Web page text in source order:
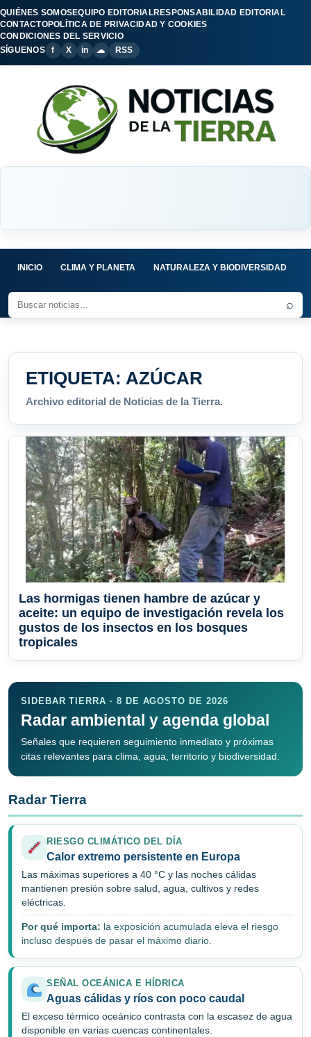
QUIÉNES SOMOSEQUIPO EDITORIALRESPONSABILIDAD EDITORIAL
CONTACTOPOLÍTICA DE PRIVACIDAD Y COOKIES
CONDICIONES DEL SERVICIO
SÍGUENOS
f X in ☁ RSS
INICIO CLIMA Y PLANETA NATURALEZA Y BIODIVERSIDAD
⌕
ETIQUETA: AZÚCAR
Archivo editorial de Noticias de la Tierra.
Las hormigas tienen hambre de azúcar y
aceite: un equipo de investigación revela los
gustos de los insectos en los bosques
tropicales
SIDEBAR TIERRA · 8 DE AGOSTO DE 2026
Radar ambiental y agenda global
Señales que requieren seguimiento inmediato y próximas
citas relevantes para clima, agua, territorio y biodiversidad.
Radar Tierra
RIESGO CLIMÁTICO DEL DÍA
Calor extremo persistente en Europa
Las máximas superiores a 40 °C y las noches cálidas
mantienen presión sobre salud, agua, cultivos y redes
eléctricas.
Por qué importa: la exposición acumulada eleva el riesgo
incluso después de pasar el máximo diario.
SEÑAL OCEÁNICA E HÍDRICA
Aguas cálidas y ríos con poco caudal
El exceso térmico oceánico contrasta con la escasez de agua
disponible en varias cuencas continentales.